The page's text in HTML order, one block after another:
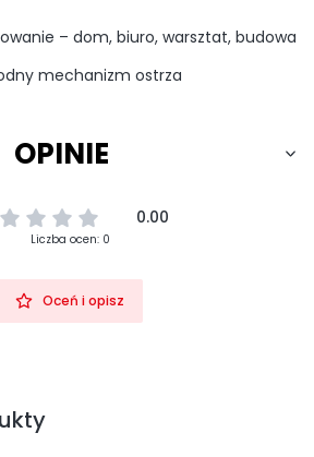
– dom, biuro, warsztat, budowa
mechanizm ostrza
OPINIE
0.00
Liczba ocen: 0
Oceń i opisz